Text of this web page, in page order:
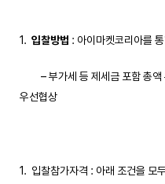
입찰방법 : 아이마켓코리아를
– 부가세 등 제세금 포함 총액
우선협상
입찰참가자격 : 아래 조건을 모